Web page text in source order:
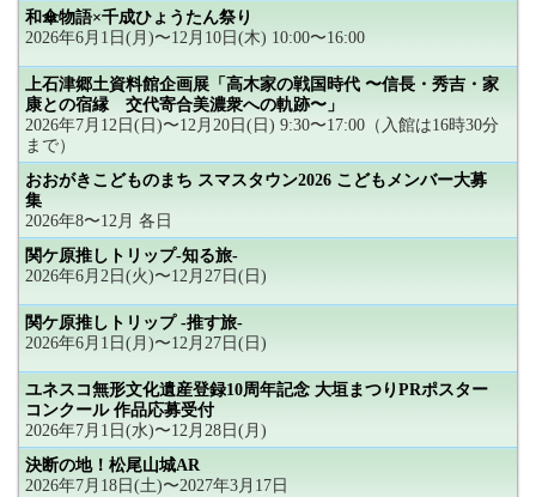
和傘物語×千成ひょうたん祭り
2026年6月1日(月)〜12月10日(木) 10:00〜16:00
上石津郷土資料館企画展「高木家の戦国時代 〜信長・秀吉・家
康との宿縁 交代寄合美濃衆への軌跡〜」
2026年7月12日(日)〜12月20日(日) 9:30〜17:00（入館は16時30分
まで）
おおがきこどものまち スマスタウン2026 こどもメンバー大募
集
2026年8〜12月 各日
関ケ原推しトリップ-知る旅-
2026年6月2日(火)〜12月27日(日)
関ケ原推しトリップ -推す旅-
2026年6月1日(月)〜12月27日(日)
ユネスコ無形文化遺産登録10周年記念 大垣まつりPRポスター
コンクール 作品応募受付
2026年7月1日(水)〜12月28日(月)
決断の地！松尾山城AR
2026年7月18日(土)〜2027年3月17日